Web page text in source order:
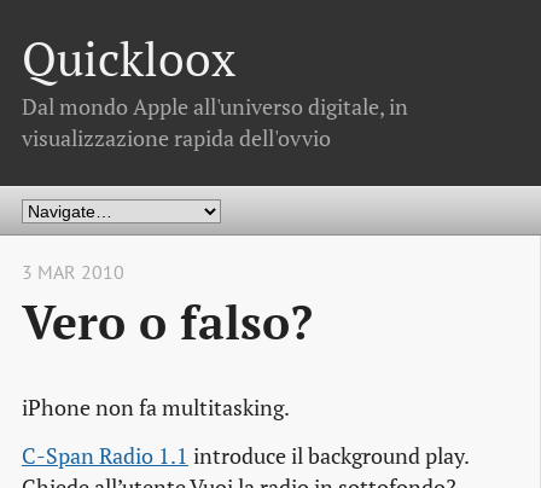
Quickloox
Dal mondo Apple all'universo digitale, in
visualizzazione rapida dell'ovvio
3 MAR 2010
Vero o falso?
iPhone non famultitasking.
C-Span Radio 1.1 introduce ilbackground play.